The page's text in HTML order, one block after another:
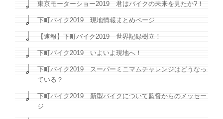
東京モーターショー2019 君はバイクの未来を見たか?！
下町バイク2019 現地情報まとめページ
【速報】下町バイク2019 世界記録樹立！
下町バイク2019 いよいよ現地へ！
下町バイク2019 スーパーミニマムチャレンジはどうなっ
ている？
下町バイク2019 新型バイクについて監督からのメッセー
ジ